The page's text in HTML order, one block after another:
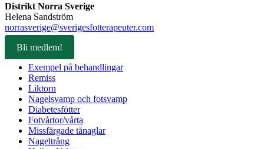
Distrikt Norra Sverige
Helena Sandström
norrasverige@sverigesfotterapeuter.com
Bli medlem!
Exempel på behandlingar
Remiss
Liktorn
Nagelsvamp och fotsvamp
Diabetesfötter
Fotvårtor/vårta
Missfärgade tånaglar
Nageltrång